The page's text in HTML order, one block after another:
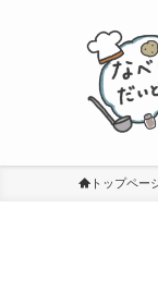
トップペー